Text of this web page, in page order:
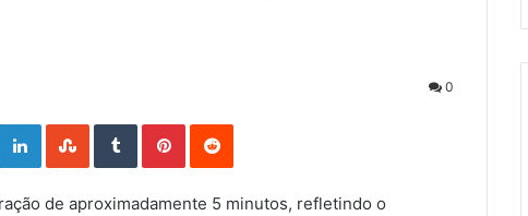
0
LinkedIn StumbleUpon Tumblr Pinterest
de aproximadamente 5 minutos, refletindo o